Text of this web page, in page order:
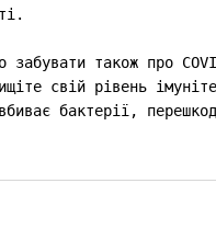
також про
свій рівень
бактерії,